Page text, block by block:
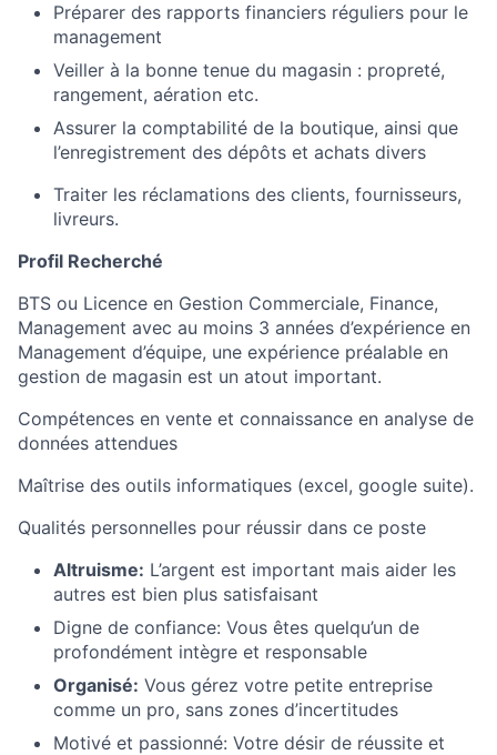
Préparer des rapports financiers réguliers pour le
management
Veiller à la bonne tenue du magasin : propreté,
rangement, aération etc.
Assurer la comptabilité de la boutique, ainsi que
l’enregistrement des dépôts et achats divers
Traiter les réclamations des clients, fournisseurs,
livreurs.
Profil Recherché
BTS ou Licence en Gestion Commerciale, Finance,
Management avec au moins 3 années d’expérience en
Management d’équipe, une expérience préalable en
gestion de magasin est un atout important.
Compétences en vente et connaissance en analyse de
données attendues
Maîtrise des outils informatiques (excel, google suite).
Qualités personnelles pour réussir dans ce poste
Altruisme: L’argent est important mais aider les
autres est bien plus satisfaisant
Digne de confiance: Vous êtes quelqu’un de
profondément intègre et responsable
Organisé: Vous gérez votre petite entreprise
comme un pro, sans zones d’incertitudes
Motivé et passionné: Votre désir de réussite et